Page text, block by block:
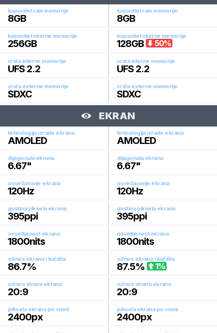
kapacitet ram memorije
8GB
kapacitet ram memorije
8GB
kapacitet interne memorije
256GB
kapacitet interne memorije
128GB 50%
vrsta interne memorije
UFS 2.2
vrsta interne memorije
UFS 2.2
vrsta externe memorije
SDXC
vrsta externe memorije
SDXC
EKRAN
tehnologija izrade ekrana
AMOLED
tehnologija izrade ekrana
AMOLED
dijagonala ekrana
6.67"
dijagonala ekrana
6.67"
osvežavanje ekrana
120Hz
osvežavanje ekrana
120Hz
gustina piksela ekrana
395ppi
gustina piksela ekrana
395ppi
osvetljenost ekrana
1800nits
osvetljenost ekrana
1800nits
odnos ekrana i kućišta
86.7%
odnos ekrana i kućišta
87.5% 1%
odnos strana ekrana
20:9
odnos strana ekrana
20:9
piksela ekrana po visini
2400px
piksela ekrana po visini
2400px